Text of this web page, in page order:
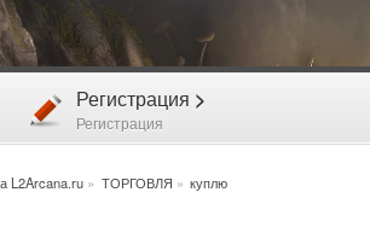
Регистрация >
Регистрация
L2Arcana.ru » ТОРГОВЛЯ » куплю